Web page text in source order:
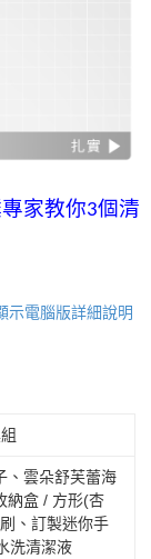
家教你3個清
示電腦版詳細說明
、雲朵舒芙蕾海
納盒 / 方形(杏
、訂製迷你手
洗清潔液